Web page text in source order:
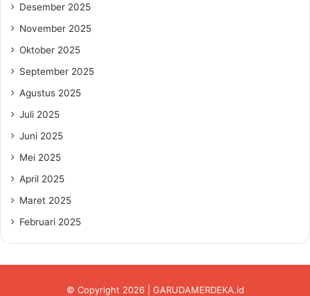
Desember 2025
November 2025
Oktober 2025
September 2025
Agustus 2025
Juli 2025
Juni 2025
Mei 2025
April 2025
Maret 2025
Februari 2025
© Copyright 2026 | GARUDAMERDEKA.id